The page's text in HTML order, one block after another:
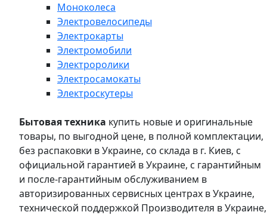
Моноколеса
Электровелосипеды
Электрокарты
Электромобили
Электроролики
Электросамокаты
Электроскутеры
Бытовая техника купить новые и оригинальные
товары, по выгодной цене, в полной комплектации,
без распаковки в Украине, со склада в г. Киев, с
официальной гарантией в Украине, с гарантийным
и после-гарантийным обслуживанием в
авторизированных сервисных центрах в Украине,
технической поддержкой Производителя в Украине,